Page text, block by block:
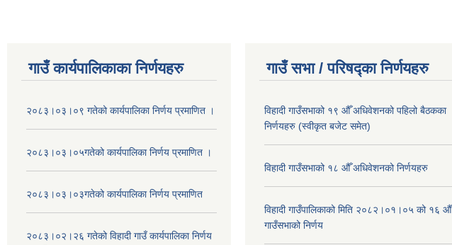
गाउँ कार्यपालिकाका निर्णयहरु
२०८३।०३।०९ गतेको कार्यपालिका निर्णय प्रमाणित ।
२०८३।०३।०५गतेको कार्यपालिका निर्णय प्रमाणित ।
२०८३।०३।०३गतेको कार्यपालिका निर्णय प्रमाणित
२०८३।०२।२६ गतेको विहादी गाउँ कार्यपालिका निर्णय
गाउँ सभा / परिषद्का निर्णयहरु
विहादी गाउँसभाको १९ औँ अधिवेशनको पहिलो बैठकका
निर्णयहरु (स्वीकृत बजेट समेत)
विहादी गाउँसभाको १८ औँ अधिवेशनको निर्णयहरु
विहादी गाउँपालिकाको मिति २०८२।०१।०५ को १६ औँ
गाउँसभाको निर्णय